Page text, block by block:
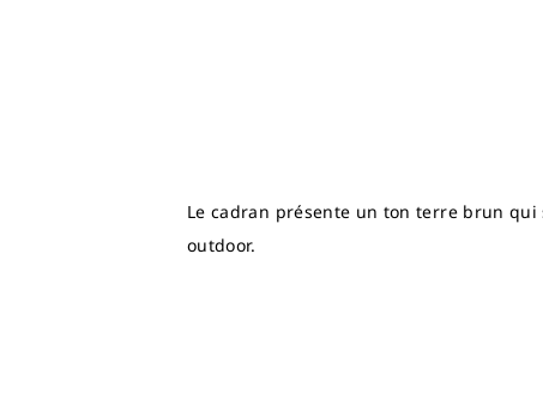
Le cadran présente un ton terre brun qui
outdoor.